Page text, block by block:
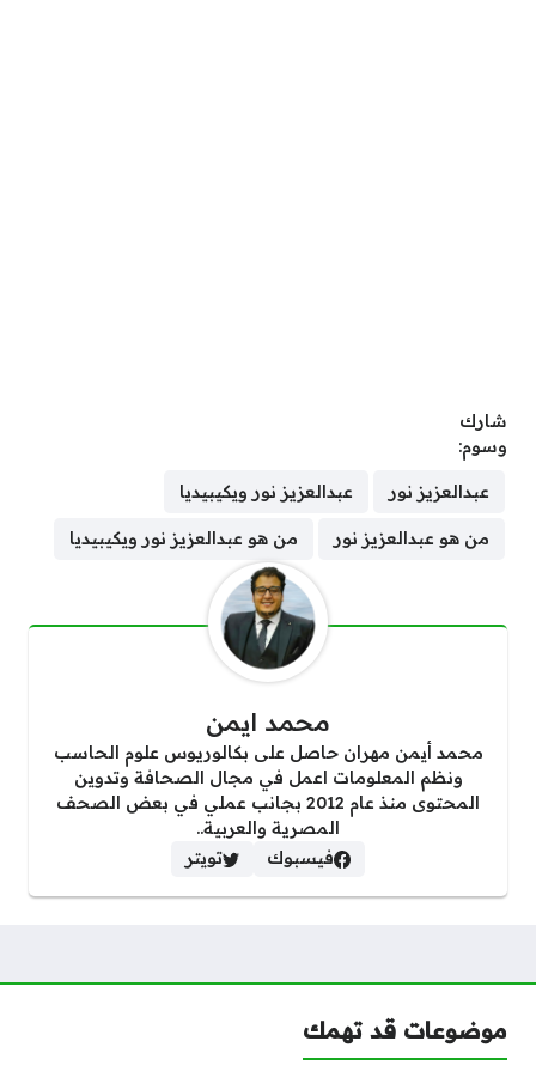
شارك
وسوم:
عبدالعزيز نور عبدالعزيز نور ويكيبيديا
من هو عبدالعزيز نور من هو عبدالعزيز نور ويكيبيديا
محمد ايمن
محمد أيمن مهران حاصل على بكالوريوس علوم الحاسب
ونظم المعلومات اعمل في مجال الصحافة وتدوين
المحتوى منذ عام 2012 بجانب عملي في بعض الصحف
المصرية والعربية..
فيسبوك
تويتر
موضوعات قد تهمك